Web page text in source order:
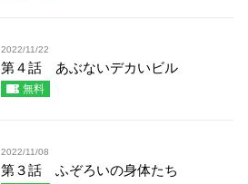
2022/11/22
第４話 あぶないデカいビル
無料
2022/11/08
第３話 ふぞろいの身体たち